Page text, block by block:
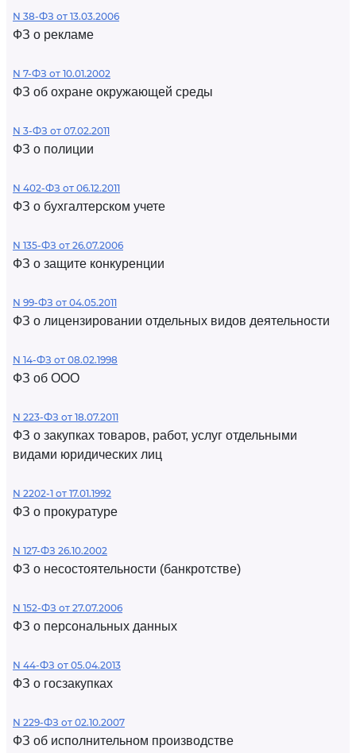
N 38-ФЗ от 13.03.2006
ФЗ о рекламе
N 7-ФЗ от 10.01.2002
ФЗ об охране окружающей среды
N 3-ФЗ от 07.02.2011
ФЗ о полиции
N 402-ФЗ от 06.12.2011
ФЗ о бухгалтерском учете
N 135-ФЗ от 26.07.2006
ФЗ о защите конкуренции
N 99-ФЗ от 04.05.2011
ФЗ о лицензировании отдельных видов деятельности
N 14-ФЗ от 08.02.1998
ФЗ об ООО
N 223-ФЗ от 18.07.2011
ФЗ о закупках товаров, работ, услуг отдельными
видами юридических лиц
N 2202-1 от 17.01.1992
ФЗ о прокуратуре
N 127-ФЗ 26.10.2002
ФЗ о несостоятельности (банкротстве)
N 152-ФЗ от 27.07.2006
ФЗ о персональных данных
N 44-ФЗ от 05.04.2013
ФЗ о госзакупках
N 229-ФЗ от 02.10.2007
ФЗ об исполнительном производстве